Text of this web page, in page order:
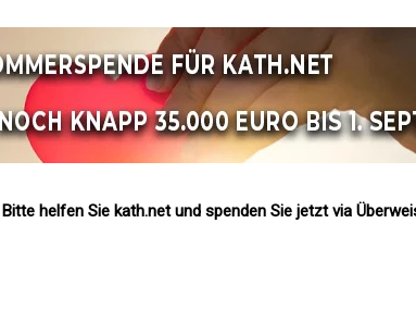
Bitte helfen Sie kath.net und spenden Sie jetzt via